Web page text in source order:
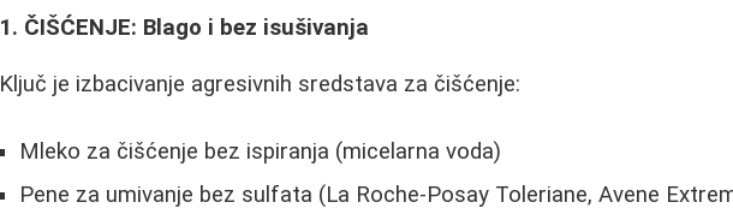
1. ČIŠĆENJE: Blago i bez isušivanja
Ključ je izbacivanje agresivnih sredstava za čišćenje:
Mleko za čišćenje bez ispiranja (micelarna voda)
Pene za umivanje bez sulfata (La Roche-Posay Toleriane, Avene